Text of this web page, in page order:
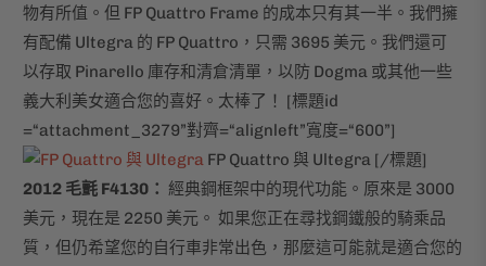
物有所值。但 FP Quattro Frame 的成本只有其一半。我們擁
有配備 Ultegra 的 FP Quattro，只需 3695 美元。我們還可
以存取 Pinarello 庫存和清倉清單，以防 Dogma 或其他一些
義大利美女適合您的喜好。太棒了！ [標題id
=“attachment_3279”對齊=“alignleft”寬度=“600”]
FP Quattro 與 Ultegra [/標題]
2012 毛氈 F4130： 經典鋼框架中的現代功能。原來是 3000
美元，現在是 2250 美元。 如果您正在尋找鋼鐵般的騎乘品
質，但仍希望您的自行車非常出色，那麼這可能就是適合您的